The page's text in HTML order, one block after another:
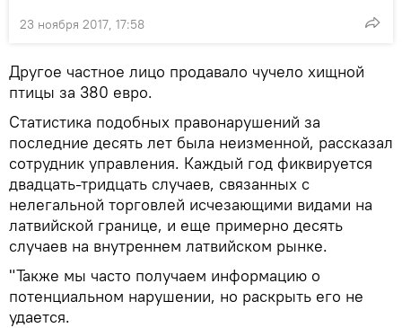
23 ноября 2017, 17:58
Другое частное лицо продавало чучело хищной
птицы за 380 евро.
Статистика подобных правонарушений за
последние десять лет была неизменной, рассказал
сотрудник управления. Каждый год фиквируется
двадцать-тридцать случаев, связанных с
нелегальной торговлей исчезающими видами на
латвийской границе, и еще примерно десять
случаев на внутреннем латвийском рынке.
"Также мы часто получаем информацию о
потенциальном нарушении, но раскрыть его не
удается.